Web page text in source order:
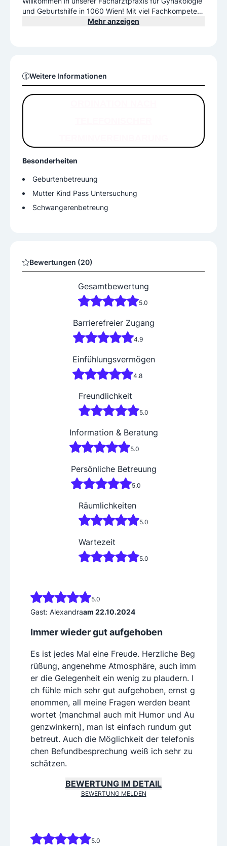
und Geburtshilfe in 1060 Wien! Mit viel Fachkompeten
z und Sensibilität kümmern wir - Dr. Wolfgang E. Schob
ten Einfahrt.
Mehr anzeigen
Weitere Informationen
Besonderheiten
Geburtenbetreuung
Mutter Kind Pass Untersuchung
Schwangerenbetreung
Bewertungen (20)
Gesamtbewertung
5.0
Barrierefreier Zugang
4.9
Einfühlungsvermögen
4.8
Freundlichkeit
5.0
Information & Beratung
5.0
Persönliche Betreuung
5.0
Räumlichkeiten
5.0
Wartezeit
5.0
5.0
Gast: Alexandraam 22.10.2024
Immer wieder gut aufgehoben
Es ist jedes Mal eine Freude. Herzliche Beg
rüßung, angenehme Atmosphäre, auch imm
er die Gelegenheit ein wenig zu plaudern. I
ch fühle mich sehr gut aufgehoben, ernst g
enommen, all meine Fragen werden beant
wortet (manchmal auch mit Humor und Au
genzwinkern), man ist einfach rundum gut
betreut. Auch die Möglichkeit der telefonis
chen Befundbesprechung weiß ich sehr zu
schätzen.
BEWERTUNG IM DETAIL
BEWERTUNG MELDEN
5.0